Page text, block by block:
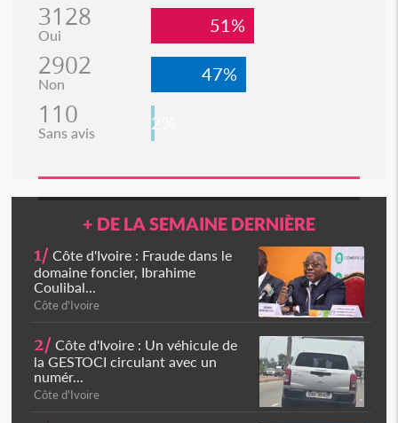
3128
Oui 51%
2902
Non 47%
110
Sans avis 2%
+ DE LA SEMAINE DERNIÈRE
1/ Côte d'Ivoire : Fraude dans le
domaine foncier, Ibrahime
Coulibal...
Côte d'Ivoire
2/ Côte d'Ivoire : Un véhicule de
la GESTOCI circulant avec un
numér...
Côte d'Ivoire